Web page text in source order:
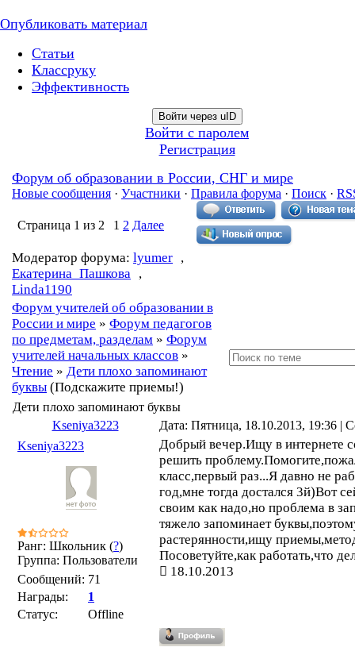
Опубликовать материал
Статьи
Классруку
Эффективность
Войти через uID
Войти с паролем
Регистрация
Форум об образовании в России, СНГ и мире
Новые сообщения · Участники · Правила форума · Поиск ·
Страница 1 из 2 1 2 Далее
Модератор форума: lyumer ,
Екатерина_Пашкова ,
Linda1190
Форум учителей об образовании в
России и мире » Форум педагогов
по предметам, разделам » Форум
учителей начальных классов »
Чтение » Дети плохо запоминают
буквы (Подскажите приемы!)
Дети плохо запоминают буквы
Kseniya3223
Дата: Пятница, 18.10.2013, 19:36 |
Kseniya3223
Ранг: Школьник (?)
Группа: Пользователи
Сообщений: 71
Награды:
1
Статус:
Offline
Добрый вечер.Ищу в интернете
решить
класс,первый раз...Я давно не
год,мне тогда достался 3й)Вот
своим как надо,но проблема в
тяжело запоминает
растерянности,ищу
Посоветуйте,как работать,что
18.10.2013